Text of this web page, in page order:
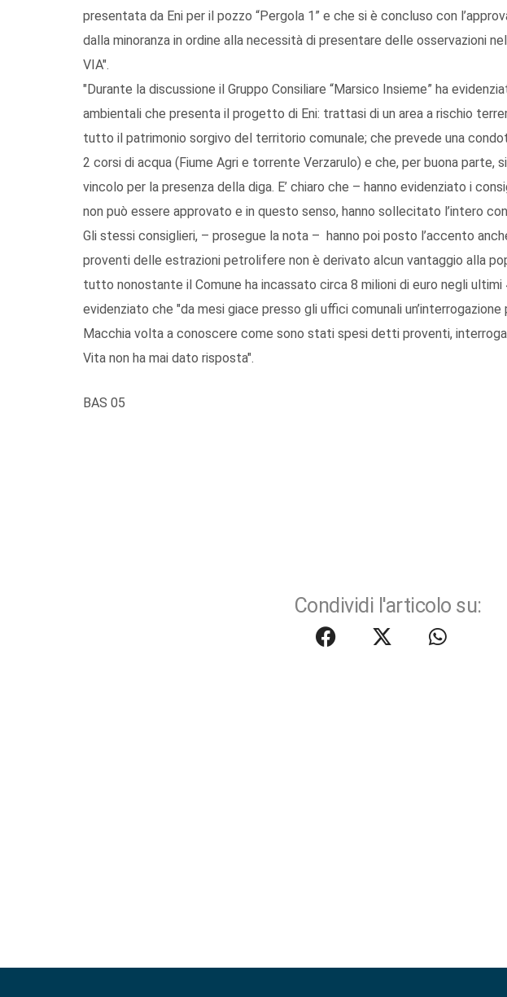
presentata da Eni per il pozzo “Pergola 1” e che si è concluso con
dalla minoranza in ordine alla necessità di presentare delle osservazioni
VIA".
"Durante la discussione il Gruppo Consiliare “Marsico Insieme” ha
ambientali che presenta il progetto di Eni: trattasi di un area a rischio
tutto il patrimonio sorgivo del territorio comunale; che prevede una
2 corsi di acqua (Fiume Agri e torrente Verzarulo) e che, per buona parte,
vincolo per la presenza della diga. E’ chiaro che – hanno evidenziato i
non può essere approvato e in questo senso, hanno sollecitato l’intero
Gli stessi consiglieri, – prosegue la nota – hanno poi posto l’accento
proventi delle estrazioni petrolifere non è derivato alcun vantaggio alla
tutto nonostante il Comune ha incassato circa 8 milioni di euro negli
evidenziato che "da mesi giace presso gli uffici comunali
Macchia volta a conoscere come sono stati spesi detti proventi,
Vita non ha mai dato risposta".
BAS 05
Condividi l'articolo su: